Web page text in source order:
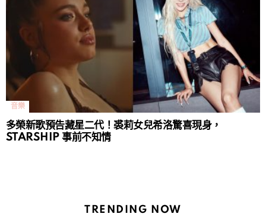
音樂
多榮新歌預告藏星二代！裘莉女兒希洛驚喜現身，
STARSHIP 事前不知情
TRENDING NOW